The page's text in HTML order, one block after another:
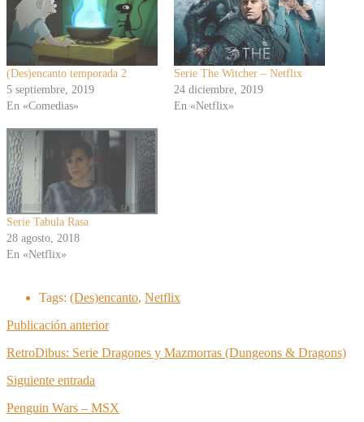
(Des)encanto temporada 2
5 septiembre, 2019
En «Comedias»
Serie The Witcher – Netflix
24 diciembre, 2019
En «Netflix»
Serie Tabula Rasa
28 agosto, 2018
En «Netflix»
Tags: (Des)encanto, Netflix
Publicación anterior
RetroDibus: Serie Dragones y Mazmorras (Dungeons & Dragons)
Siguiente entrada
Penguin Wars – MSX